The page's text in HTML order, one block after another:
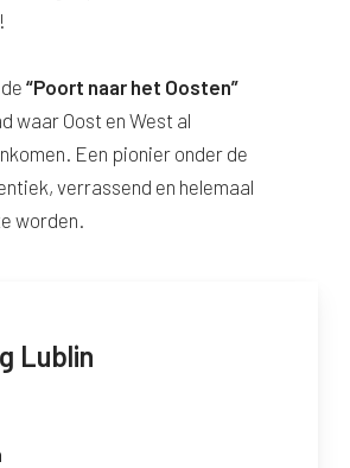
“Poort naar het Oosten”
waar Oost en West al
Een pionier onder de
verrassend en helemaal
worden.
Lublin